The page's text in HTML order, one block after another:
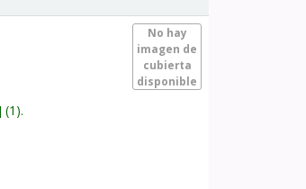
No hay
imagen de
cubierta
disponible
(1).